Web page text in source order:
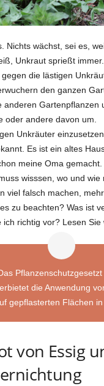
Nichts wächst, sei es,
Unkraut sprießt
die lästigen
den ganzen
anderen Gartenpflanzen
oder andere davon um.
Unkräuter
Es ist ein altes
meine Oma
wisssen, wo und wie
viel falsch machen,
zu beachten? Was ist
ich richtig vor? Lesen Sie
die Anwendung
gepflasterten Flächen in
von Essig